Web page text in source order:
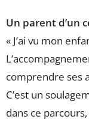
Un parent d’un
« J’ai vu mon
comprendre ses
C’est un
dans ce